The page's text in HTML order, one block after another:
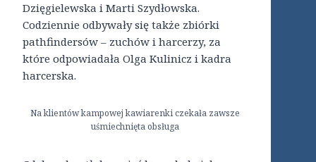
Dzięgielewska i Marti Szydłowska.
Codziennie odbywały się także zbiórki
pathfindersów – zuchów i harcerzy, za
które odpowiadała Olga Kulinicz i kadra
harcerska.
Na klientów kampowej kawiarenki czekała zawsze
uśmiechnięta obsługa